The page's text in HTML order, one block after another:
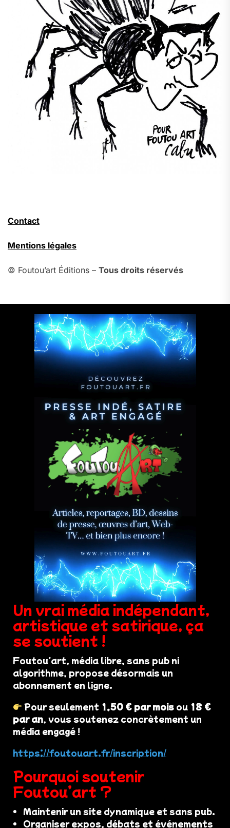
Contact
Mentions légales
© Foutou’art Éditions – Tous droits réservés
Un vrai média indépendant,
artistique et satirique, ça
se soutient !
Foutou'art, média libre, sans pub ni
algorithme, propose désormais un
abonnement en ligne.
Pour seulement 1,50 € par mois ou 18 €
par an, vous soutenez concrètement un
média engagé !
https://foutouart.fr/inscription/
Pourquoi soutenir
Foutou’art ?
Maintenir un site dynamique et sans pub.
Organiser expos, débats et événements